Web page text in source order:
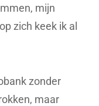
mijn
zich keek ik al
zonder
maar